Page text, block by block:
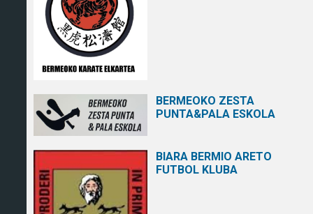
BERMEOKO ZESTA
PUNTA&PALA ESKOLA
BIARA BERMIO ARETO
FUTBOL KLUBA